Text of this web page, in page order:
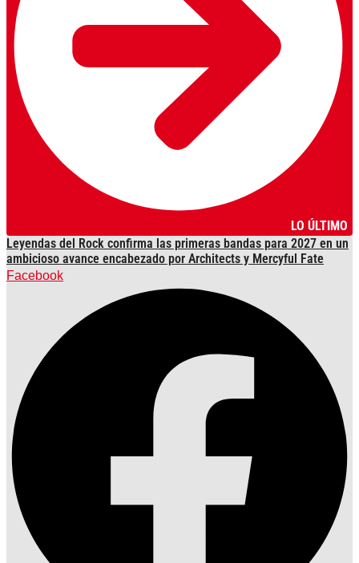
LO ÚLTIMO
Leyendas del Rock confirma las primeras bandas para 2027 en un
ambicioso avance encabezado por Architects y Mercyful Fate
Facebook